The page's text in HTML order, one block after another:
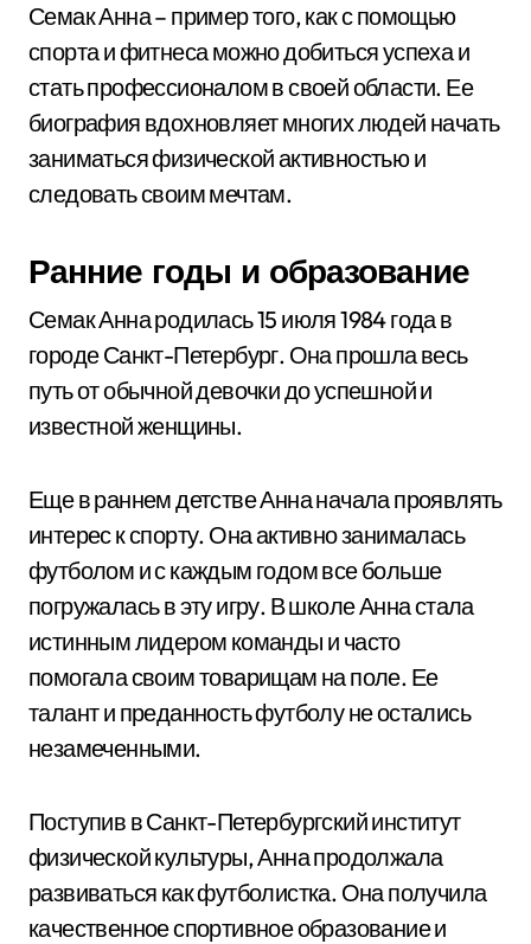
Семак Анна – пример того, как с помощью
спорта и фитнеса можно добиться успеха и
стать профессионалом в своей области. Ее
биография вдохновляет многих людей начать
заниматься физической активностью и
следовать своим мечтам.
Ранние годы и образование
Семак Анна родилась 15 июля 1984 года в
городе Санкт-Петербург. Она прошла весь
путь от обычной девочки до успешной и
известной женщины.
Еще в раннем детстве Анна начала проявлять
интерес к спорту. Она активно занималась
футболом и с каждым годом все больше
погружалась в эту игру. В школе Анна стала
истинным лидером команды и часто
помогала своим товарищам на поле. Ее
талант и преданность футболу не остались
незамеченными.
Поступив в Санкт-Петербургский институт
физической культуры, Анна продолжала
развиваться как футболистка. Она получила
качественное спортивное образование и